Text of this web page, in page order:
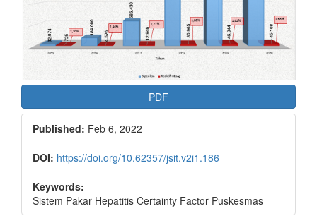
PDF
Published: Feb 6, 2022
DOI: https://doi.org/10.62357/jsit.v2i1.186
Keywords:
Sistem Pakar Hepatitis Certainty Factor Puskesmas